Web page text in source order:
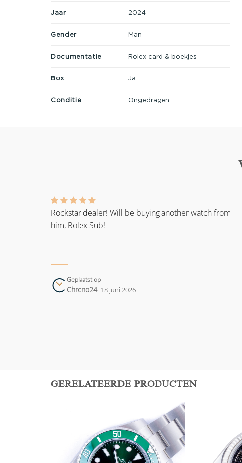
Jaar 2024
Gender Man
Documentatie Rolex card & boekjes
Box Ja
Conditie Ongedragen
Rockstar dealer! Will be buying another watch from
him, Rolex Sub!
Geplaatst op
Chrono24 18 juni 2026
GERELATEERDE PRODUCTEN
Add to
wishlist